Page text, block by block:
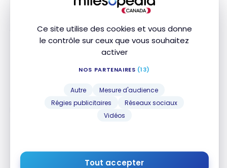
Ce site utilise des cookies et vous donne
le contrôle sur ceux que vous souhaitez
activer
NOS PARTENAIRES (13)
Autre
Mesure d'audience
Régies publicitaires
Réseaux sociaux
Vidéos
Tout accepter
2 Points
Restaurants et livraison
de repas
1 Point
1 Point
Transport local
1 Point